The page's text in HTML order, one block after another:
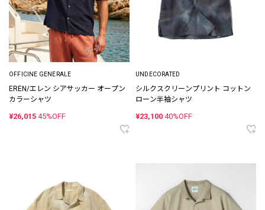
OFFICINE GENERALE
EREN/エレン シアサッカー オープン
カラーシャツ
¥26,015 45%OFF
UNDECORATED
シルクスクリーンプリント コットン
ローン半袖シャツ
¥23,100 40%OFF